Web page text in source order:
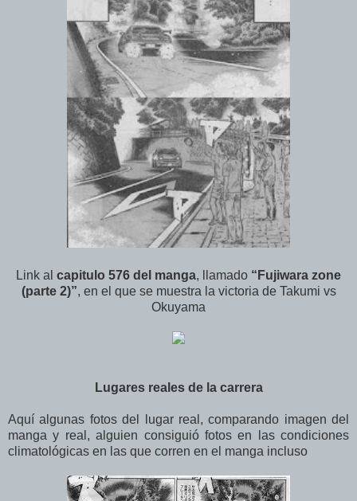
Link al capitulo 576 del manga, llamado “Fujiwara zone
(parte 2)”, en el que se muestra la victoria de Takumi vs
Okuyama
Lugares reales de la carrera
Aquí algunas fotos del lugar real, comparando imagen del
manga y real, alguien consiguió fotos en las condiciones
climatológicas en las que corren en el manga incluso